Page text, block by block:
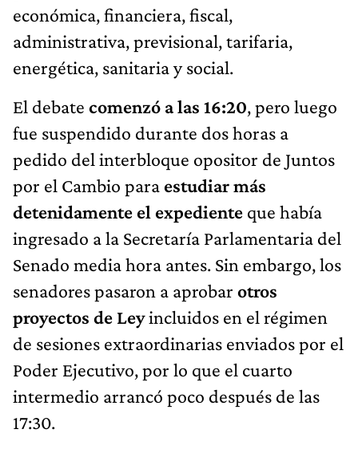
económica, financiera, fiscal,
administrativa, previsional, tarifaria,
energética, sanitaria y social.
El debate comenzó a las 16:20, pero luego
fue suspendido durante dos horas a
pedido del interbloque opositor de Juntos
por el Cambio para estudiar más
detenidamente el expediente que había
ingresado a la Secretaría Parlamentaria del
Senado media hora antes. Sin embargo, los
senadores pasaron a aprobar otros
proyectos de Leyincluidos en el régimen
de sesiones extraordinarias enviados por el
Poder Ejecutivo, por lo que el cuarto
intermedio arrancó poco después de las
17:30.